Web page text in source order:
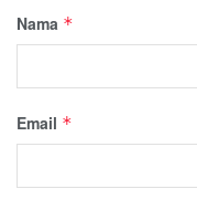
Nama *
Email *